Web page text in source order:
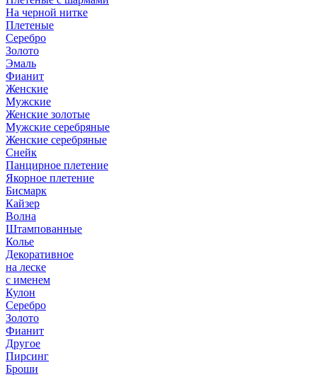
На черной нитке
Плетеные
Серебро
Золото
Эмаль
Фианит
Женские
Мужские
Женские золотые
Мужские серебряные
Женские серебряные
Снейк
Панцирное плетение
Якорное плетение
Бисмарк
Кайзер
Волна
Штампованные
Колье
Декоративное
на леске
с именем
Кулон
Серебро
Золото
Фианит
Другое
Пирсинг
Броши